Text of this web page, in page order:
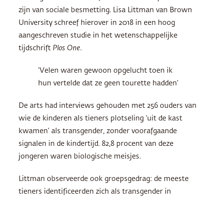
zijn van sociale besmetting. Lisa Littman van Brown
University schreef hierover in 2018 in een hoog
aangeschreven studie in het wetenschappelijke
tijdschrift Plos One.
‘Velen waren gewoon opgelucht toen ik
hun vertelde dat ze geen tourette hadden’
De arts had interviews gehouden met 256 ouders van
wie de kinderen als tieners plotseling ‘uit de kast
kwamen’ als transgender, zonder voorafgaande
signalen in de kindertijd. 82,8 procent van deze
jongeren waren biologische meisjes.
Littman observeerde ook groepsgedrag: de meeste
tieners identificeerden zich als transgender in